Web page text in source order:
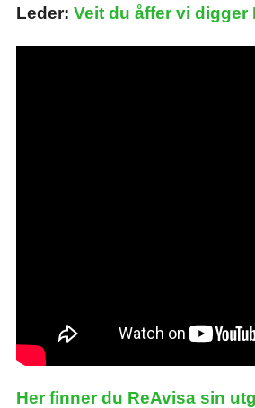
Leder: Veit du åffer vi digger
Her finner du ReAvisa sin